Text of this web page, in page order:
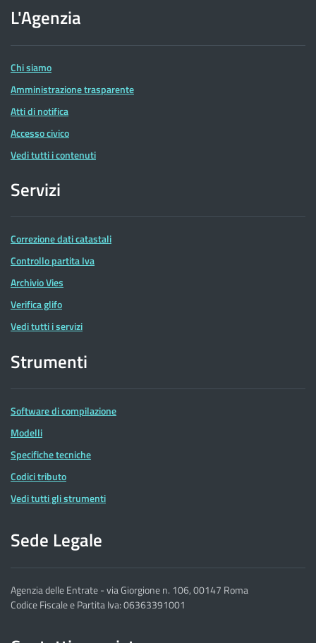
dell'Agenzia
delle
Entrate
L'Agenzia
Chi siamo
Amministrazione trasparente
Atti di notifica
Accesso civico
Vedi tutti i contenuti
Servizi
Correzione dati catastali
Controllo partita Iva
Archivio Vies
Verifica glifo
Vedi tutti i servizi
Strumenti
Software di compilazione
Modelli
Specifiche tecniche
Codici tributo
Vedi tutti gli strumenti
Sede Legale
Agenzia delle Entrate - via Giorgione n. 106, 00147 Roma
Codice Fiscale e Partita Iva: 06363391001